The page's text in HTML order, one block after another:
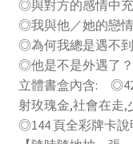
Du
Coeur)
◎與對方的感情中
◎我與他／她的戀
◎為何我總是遇不
◎他是不是外遇了？
立體書盒內含:
射玫瑰金,社會在走
◎144 頁全彩牌卡說